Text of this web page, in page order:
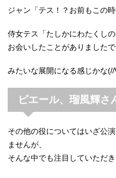
ジャン「テス！？お前もこの
侍女テス「たしかにわたくし
お会いしたことがありましたで
みたいな展開になる感じかな
ピエール、瑠風輝さ
その他の役についてはいざ公
ませんが、
そんな中でも注目していただ